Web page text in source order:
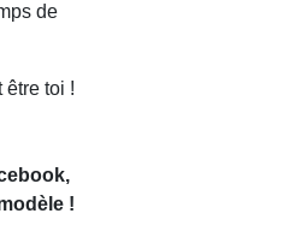
de
toi !
!